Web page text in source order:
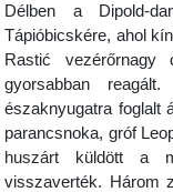
Délben a Dipold-
Tápióbicskére, ahol
Rastić vezérőrnagy
gyorsabban
északnyugatra foglalt
parancsnoka, gróf
huszárt küldött a
visszaverték. Három